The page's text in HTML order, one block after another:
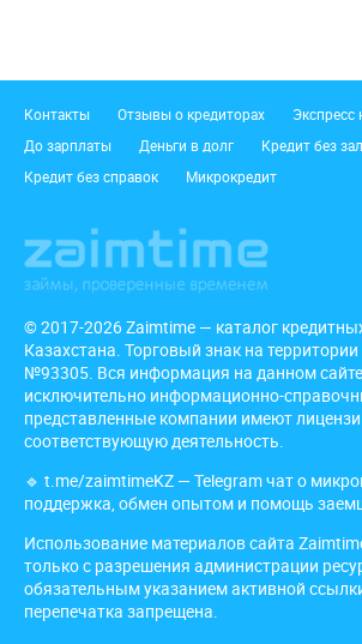
Подвал
Контакты Отзывы о кредиторах
Экспресс
До зарплаты
Деньги в долг
Кредит без
Кредит без справок
Микрокредит
© 2017-2026 Zaimtime — каталог
Казахстана. Торговый знак на
№93305. Вся информация на данном
исключительно информационно-
представленные компании имеют
соответствующую деятельность.
🔹 t.me/zaimtimeKZ — Telegram чат о
поддержка, обмен опытом и помощь
Использование материалов сайта
только с разрешения администрации
обязательным указанием активной
перепечатка запрещена.